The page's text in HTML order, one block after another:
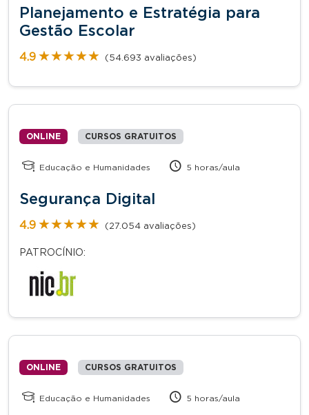
Planejamento e Estratégia para
Gestão Escolar
4.9 ★★★★★
★★★★★ (54.693 avaliações)
ONLINE CURSOS GRATUITOS
Educação e Humanidades 5 horas/aula
Segurança Digital
4.9 ★★★★★
★★★★★ (27.054 avaliações)
PATROCÍNIO:
ONLINE CURSOS GRATUITOS
Educação e Humanidades 5 horas/aula